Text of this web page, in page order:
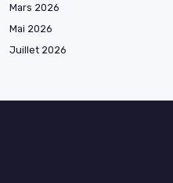
Mars 2026
Mai 2026
Juillet 2026